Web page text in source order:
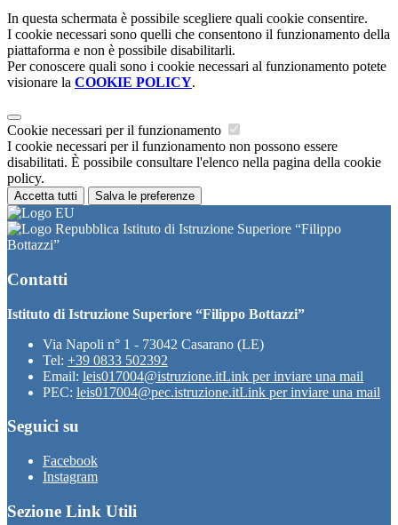
In questa schermata è possibile scegliere quali cookie consentire.
I cookie necessari sono quelli che consentono il funzionamento della
piattaforma e non è possibile disabilitarli.
Per conoscere quali sono i cookie necessari al funzionamento potete
visionare la COOKIE POLICY.
Cookie necessari per il funzionamento
I cookie necessari per il funzionamento non possono essere
disabilitati. È possibile consultare l'elenco nella pagina della cookie
policy.
Accetta tutti Salva le preferenze
Istituto di Istruzione Superiore “Filippo
Bottazzi”
Contatti
Istituto di Istruzione Superiore “Filippo Bottazzi”
Via Napoli n° 1 - 73042 Casarano (LE)
Tel: +39 0833 502392
Email: leis017004@istruzione.itLink per inviare una mail
PEC: leis017004@pec.istruzione.itLink per inviare una mail
Seguici su
Facebook
Instagram
Sezione Link Utili